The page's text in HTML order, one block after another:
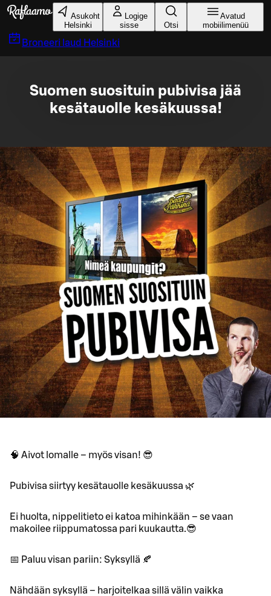
Liigu peamise sisu juurde
Asukoht
Helsinki
Logige
sisse
Otsi
Avatud
mobiilimenüü
Broneeri laud Helsinki
Suomen suosituin pubivisa jää
kesätauolle kesäkuussa!
🧠 Aivot lomalle – myös visan! 😎
Pubivisa siirtyy kesätauolle kesäkuussa 🌿
Ei huolta, nippelitieto ei katoa mihinkään – se vaan
makoilee riippumatossa pari kuukautta.😎
📅 Paluu visan pariin: Syksyllä 🍂
Nähdään syksyllä – harjoitelkaa sillä välin vaikka